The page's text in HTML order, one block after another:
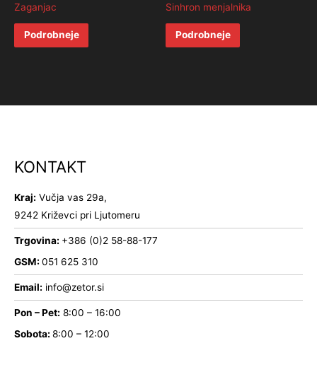
Zaganjac
Podrobneje
Sinhron menjalnika
Podrobneje
KONTAKT
Kraj: Vučja vas 29a,
9242 Križevci pri Ljutomeru
Trgovina: +386 (0)2 58-88-177
GSM: 051 625 310
Email: info@zetor.si
Pon – Pet: 8:00 – 16:00
Sobota: 8:00 – 12:00